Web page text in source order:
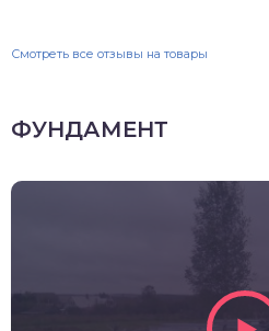
Смотреть все отзывы на товары
ФУНДАМЕНТ